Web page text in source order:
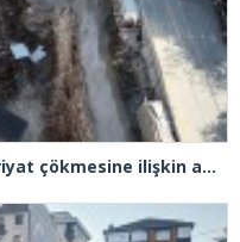
Çekmeköy Belediyesi’nden hafriyat çökmesine ilişkin açıklama